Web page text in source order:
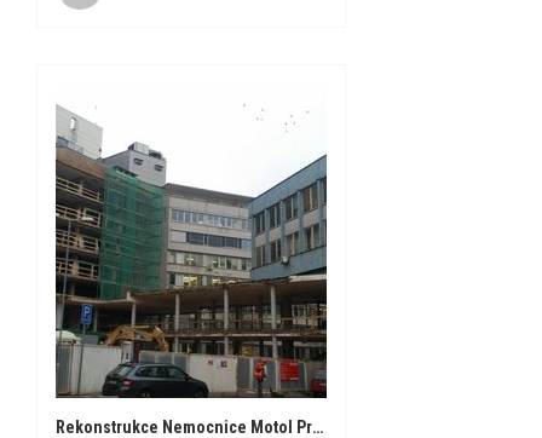
Rekonstrukce Nemocnice Motol Praha, listopad 2016